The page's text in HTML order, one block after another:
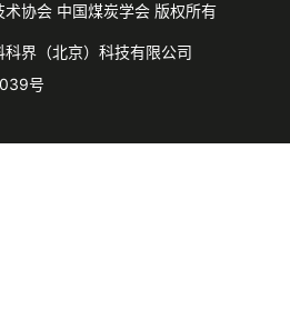
协会 中国煤炭学会 版权所有
科界（北京）科技有限公司
号